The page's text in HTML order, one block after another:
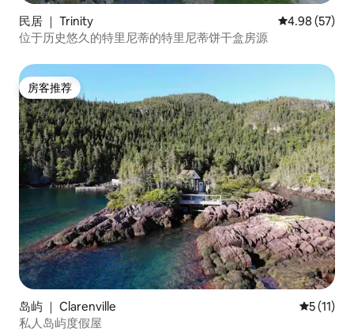
民居 ｜ Trinity 平均评分
4.98 (57)
位于历史悠久的特里尼蒂的特里尼蒂饼干盒房源
房客推荐
房客推荐
岛屿 ｜ Clarenville 平均评分
5 (11)
私人岛屿度假屋